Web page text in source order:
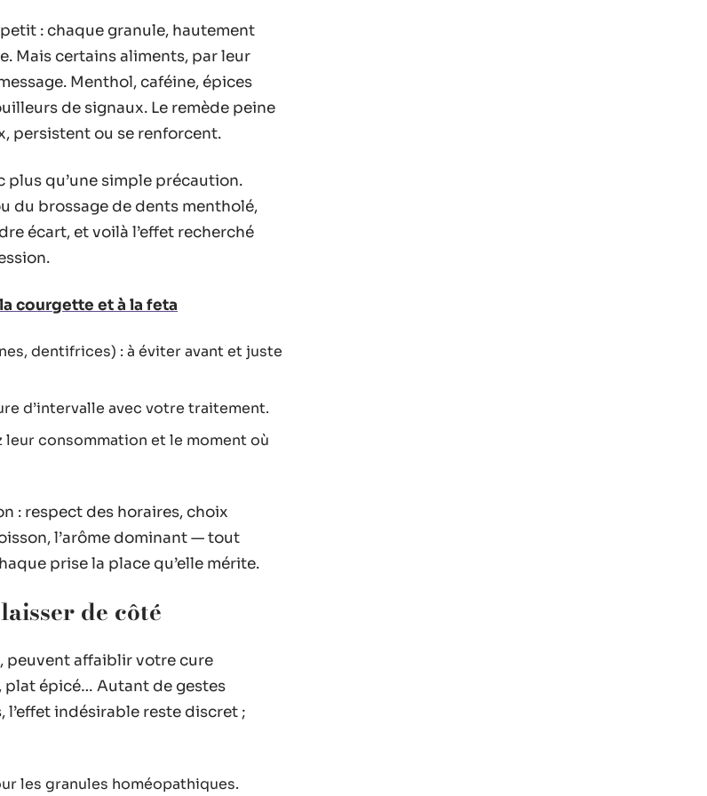
: chaque granule, hautement
Mais certains aliments, par leur
Menthol, caféine, épices
de signaux. Le remède peine
persistent ou se renforcent.
plus qu’une simple précaution.
du brossage de dents mentholé,
écart, et voilà l’effet recherché
courgette et à la feta
dentifrices) : à éviter avant et juste
d’intervalle avec votre traitement.
leur consommation et le moment où
: respect des horaires, choix
l’arôme dominant — tout
prise la place qu’elle mérite.
de côté
peuvent affaiblir votre cure
plat épicé… Autant de gestes
indésirable reste discret ;
les granules homéopathiques.